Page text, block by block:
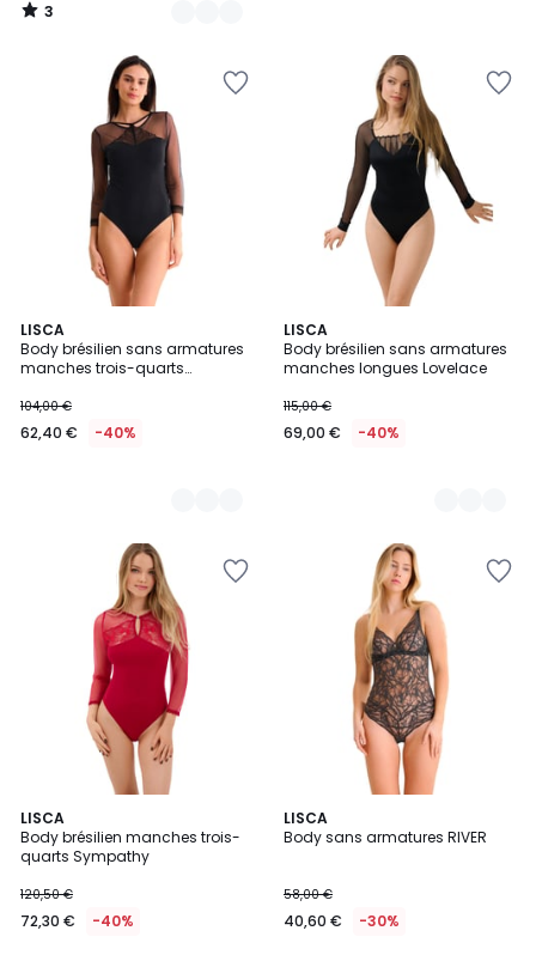
3
/
LISCA
Body brésilien sans armatures
manches trois-quarts
104,00 €
62,40 € -40%
2
Couleurs
LISCA
Body brésilien sans armatures
manches longues Lovelace
115,00 €
69,00 € -40%
2
Couleurs
LISCA
Body brésilien manches trois-
quarts Sympathy
120,50 €
72,30 € -40%
2
Couleurs
LISCA
Body sans armatures RIVER
58,00 €
40,60 € -30%
2
Couleurs